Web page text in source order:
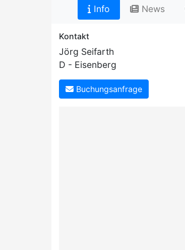
Info News
Kontakt
Jörg Seifarth
D - Eisenberg
Buchungsanfrage